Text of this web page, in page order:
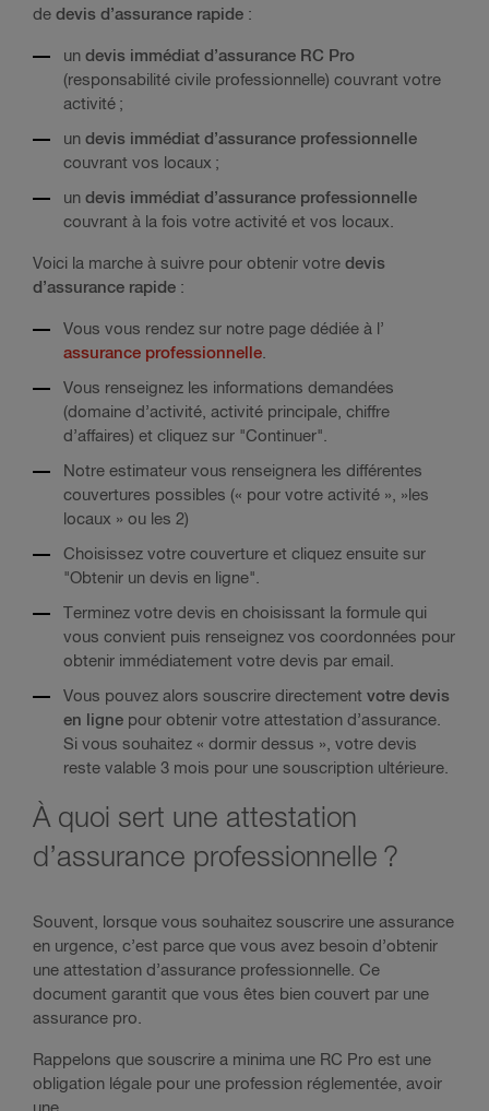
de devis d’assurance rapide :
un devis immédiat d’assurance RC Pro
(responsabilité civile professionnelle) couvrant votre
activité ;
un devis immédiat d’assurance professionnelle
couvrant vos locaux ;
un devis immédiat d’assurance professionnelle
couvrant à la fois votre activité et vos locaux.
Voici la marche à suivre pour obtenir votre devis
d’assurance rapide :
Vous vous rendez sur notre page dédiée à l’
assurance professionnelle.
Vous renseignez les informations demandées
(domaine d’activité, activité principale, chiffre
d’affaires) et cliquez sur "Continuer".
Notre estimateur vous renseignera les différentes
couvertures possibles (« pour votre activité », »les
locaux » ou les 2)
Choisissez votre couverture et cliquez ensuite sur
"Obtenir un devis en ligne".
Terminez votre devis en choisissant la formule qui
vous convient puis renseignez vos coordonnées pour
obtenir immédiatement votre devis par email.
Vous pouvez alors souscrire directement votre devis
en ligne pour obtenir votre attestation d’assurance.
Si vous souhaitez « dormir dessus », votre devis
reste valable 3 mois pour une souscription ultérieure.
À quoi sert une attestation
d’assurance professionnelle ?
Souvent, lorsque vous souhaitez souscrire une assurance
en urgence, c’est parce que vous avez besoin d’obtenir
une attestation d’assurance professionnelle. Ce
document garantit que vous êtes bien couvert par une
assurance pro.
Rappelons que souscrire a minima une RC Pro est une
obligation légale pour une profession réglementée, avoir